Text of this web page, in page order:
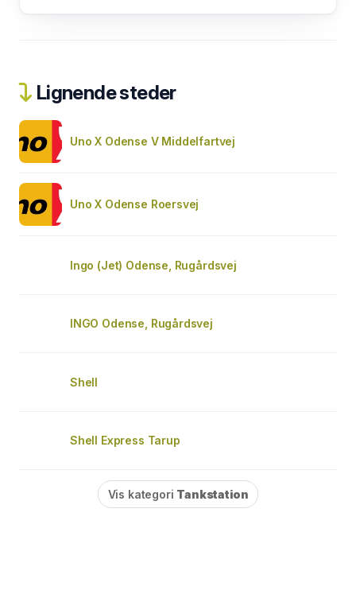
Lignende steder
Uno X Odense V Middelfartvej
Uno X Odense Roersvej
Ingo (Jet) Odense, Rugårdsvej
INGO Odense, Rugårdsvej
Shell
Shell Express Tarup
Vis kategori Tankstation